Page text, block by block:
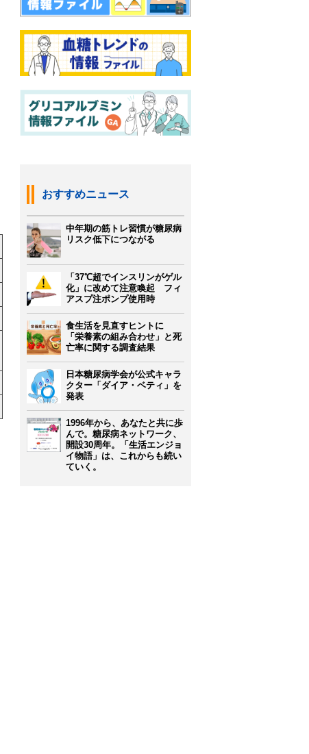
おすすめニュース
中年期の筋トレ習慣が糖尿病
リスク低下につながる
「37℃超でインスリンがゲル
化」に改めて注意喚起 フィ
アスプ注ポンプ使用時
食生活を見直すヒントに
「栄養素の組み合わせ」と死
亡率に関する調査結果
日本糖尿病学会が公式キャラ
クター「ダイア・ベティ」を
発表
1996年から、あなたと共に歩
んで。糖尿病ネットワーク、
開設30周年。「生活エンジョ
イ物語」は、これからも続い
ていく。